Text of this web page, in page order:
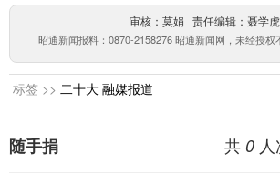
审核：莫娟 责任编辑：聂学虎
昭通新闻报料：0870-2158276 昭通新闻网，未经授权
标签 >> 二十大 融媒报道
共 0
随手捐